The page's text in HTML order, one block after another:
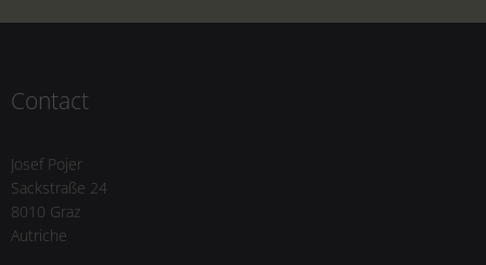
Contact
Josef Pojer
Sackstraße 24
8010 Graz
Autriche